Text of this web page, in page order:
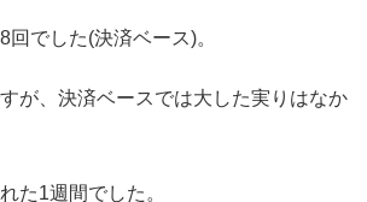
でした(決済ベース)。
が、決済ベースでは大した実りはなか
た1週間でした。